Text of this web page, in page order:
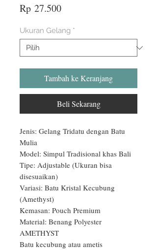
Rp 27.500Harga
Ukuran Gelang *
Tambah ke Keranjang
Beli Sekarang
Jenis: Gelang Tridatu dengan Batu
Mulia
Model: Simpul Tradisional khas Bali
Tipe: Adjustable (Ukuran bisa
disesuaikan)
Variasi: Batu Kristal Kecubung
(Amethyst)
Kemasan: Pouch Premium
Material: Benang Polyester
AMETHYST
Batu kecubung atau ametis